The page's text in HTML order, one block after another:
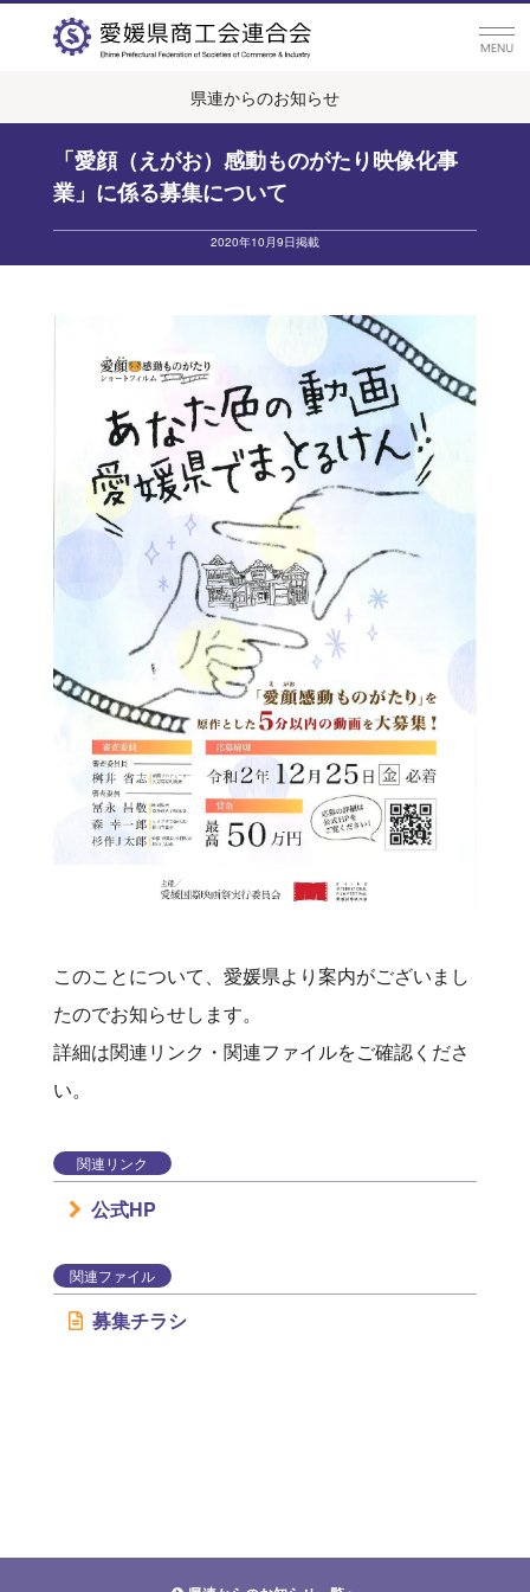
県連からのお知らせ
「愛顔（えがお）感動ものがたり映像化事
業」に係る募集について
2020年10月9日掲載
このことについて、愛媛県より案内がございまし
たのでお知らせします。
詳細は関連リンク・関連ファイルをご確認くださ
い。
関連リンク
公式HP
関連ファイル
募集チラシ